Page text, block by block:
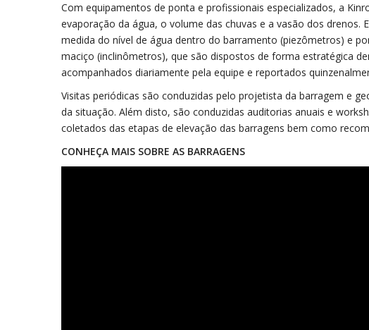
Com equipamentos de ponta e profissionais especializados, a
evaporação da água, o volume das chuvas e a vasão dos
medida do nível de água dentro do barramento (piezômetros) e
maciço (inclinômetros), que são dispostos de forma estratégica
acompanhados diariamente pela equipe e reportados
Visitas periódicas são conduzidas pelo projetista da barragem e
da situação. Além disto, são conduzidas auditorias anuais e
coletados das etapas de elevação das barragens bem como
CONHEÇA MAIS SOBRE AS BARRAGENS